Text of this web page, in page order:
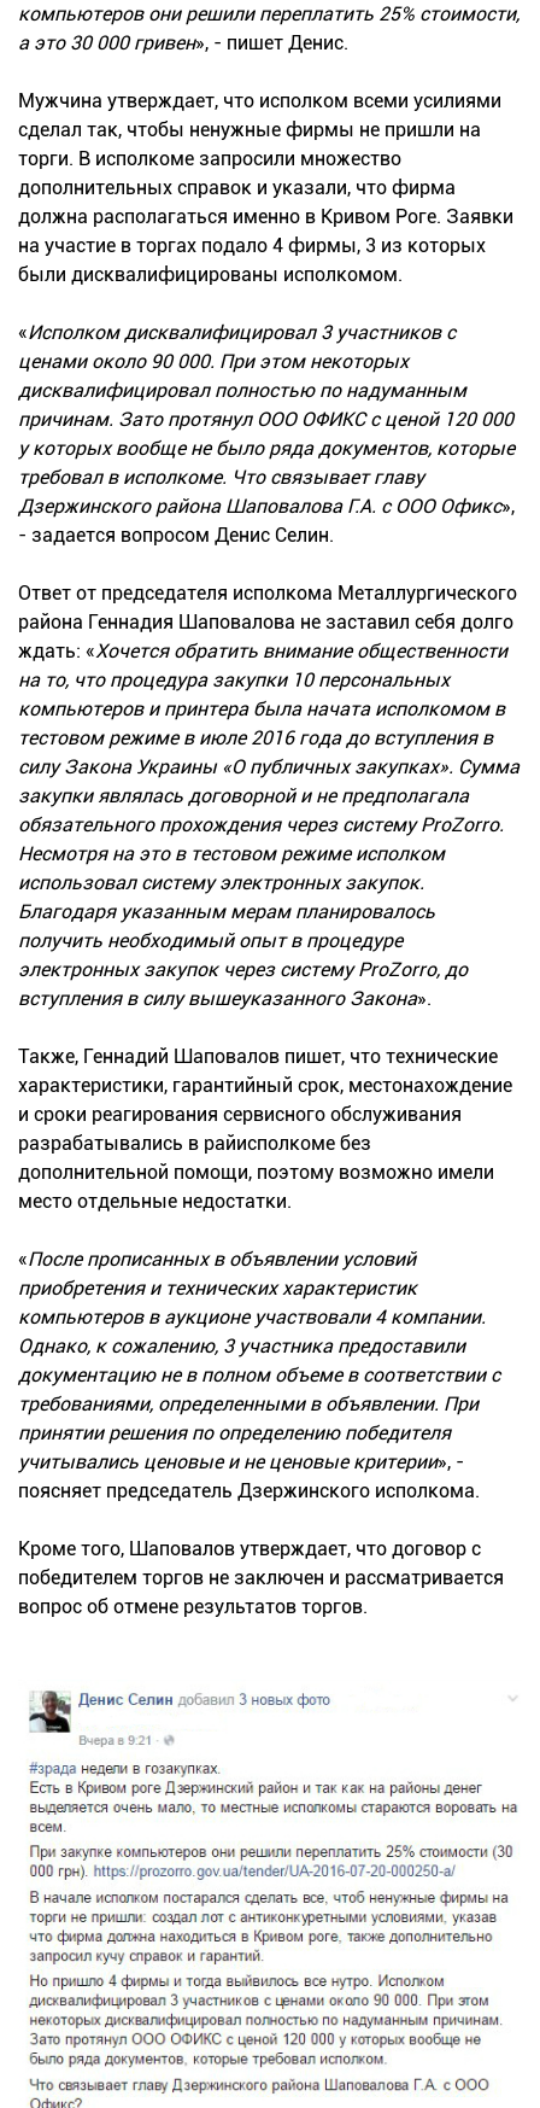
компьютеров они решили переплатить 25% стоимости,
а это 30 000 гривен», - пишет Денис.
Мужчина утверждает, что исполком всеми усилиями
сделал так, чтобы ненужные фирмы не пришли на
торги. В исполкоме запросили множество
дополнительных справок и указали, что фирма
должна располагаться именно в Кривом Роге. Заявки
на участие в торгах подало 4 фирмы, 3 из которых
были дисквалифицированы исполкомом.
«Исполком дисквалифицировал 3 участников с
ценами около 90 000. При этом некоторых
дисквалифицировал полностью по надуманным
причинам. Зато протянул ООО ОФИКС с ценой 120 000
у которых вообще не было ряда документов, которые
требовал в исполкоме. Что связывает главу
Дзержинского района Шаповалова Г.А. с ООО Офикс»,
- задается вопросом Денис Селин.
Ответ от председателя исполкома Металлургического
района Геннадия Шаповалова не заставил себя долго
ждать: «Хочется обратить внимание общественности
на то, что процедура закупки 10 персональных
компьютеров и принтера была начата исполкомом в
тестовом режиме в июле 2016 года до вступления в
силу Закона Украины «О публичных закупках». Сумма
закупки являлась договорной и не предполагала
обязательного прохождения через систему ProZorro.
Несмотря на это в тестовом режиме исполком
использовал систему электронных закупок.
Благодаря указанным мерам планировалось
получить необходимый опыт в процедуре
электронных закупок через систему ProZorro, до
вступления в силу вышеуказанного Закона».
Также, Геннадий Шаповалов пишет, что технические
характеристики, гарантийный срок, местонахождение
и сроки реагирования сервисного обслуживания
разрабатывались в райисполкоме без
дополнительной помощи, поэтому возможно имели
место отдельные недостатки.
«После прописанных в объявлении условий
приобретения и технических характеристик
компьютеров в аукционе участвовали 4 компании.
Однако, к сожалению, 3 участника предоставили
документацию не в полном объеме в соответствии с
требованиями, определенными в объявлении. При
принятии решения по определению победителя
учитывались ценовые и не ценовые критерии», -
поясняет председатель Дзержинского исполкома.
Кроме того, Шаповалов утверждает, что договор с
победителем торгов не заключен и рассматривается
вопрос об отмене результатов торгов.